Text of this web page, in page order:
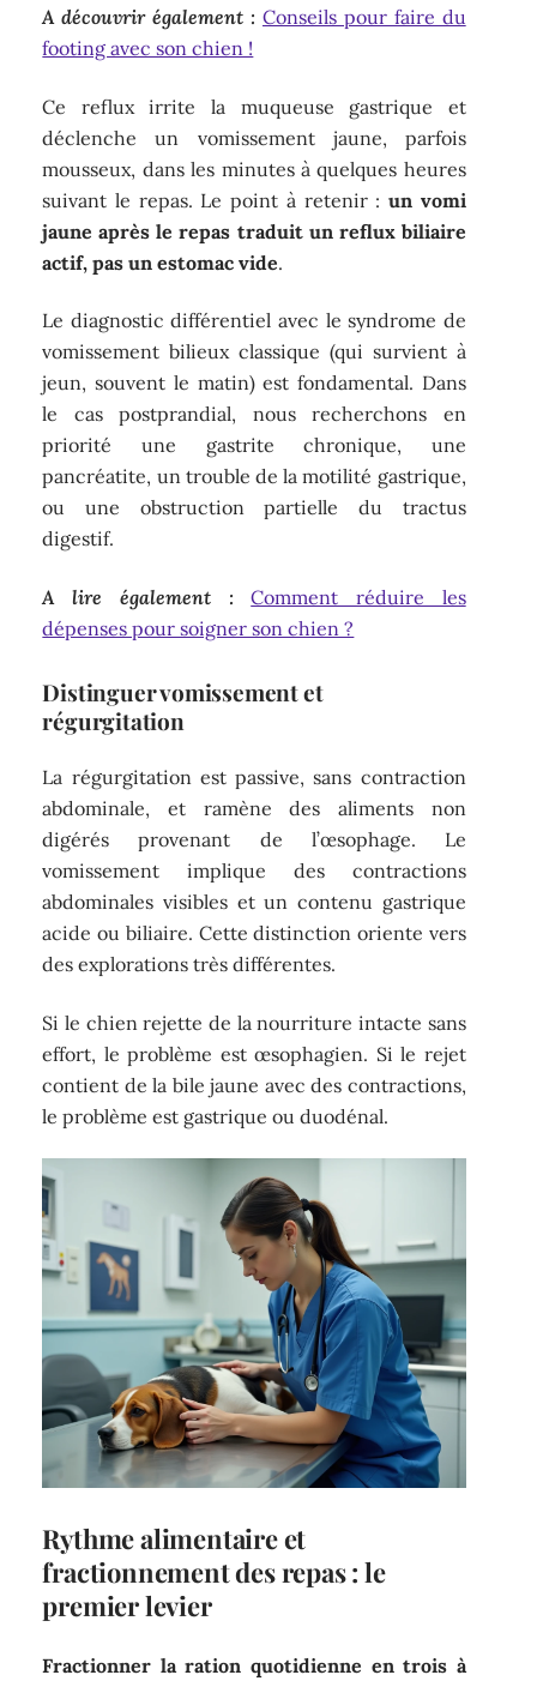
A découvrir également : Conseils pour faire du
footing avec son chien !
Ce reflux irrite la muqueuse gastrique et
déclenche un vomissement jaune, parfois
mousseux, dans les minutes à quelques heures
suivant le repas. Le point à retenir : un vomi
jaune après le repas traduit un reflux biliaire
actif, pas un estomac vide.
Le diagnostic différentiel avec le syndrome de
vomissement bilieux classique (qui survient à
jeun, souvent le matin) est fondamental. Dans
le cas postprandial, nous recherchons en
priorité une gastrite chronique, une
pancréatite, un trouble de la motilité gastrique,
ou une obstruction partielle du tractus
digestif.
A lire également :
Comment réduire les
dépenses pour soigner son chien ?
Distinguer vomissement et
régurgitation
La régurgitation est passive, sans contraction
abdominale, et ramène des aliments non
digérés provenant de l’œsophage. Le
vomissement implique des contractions
abdominales visibles et un contenu gastrique
acide ou biliaire. Cette distinction oriente vers
des explorations très différentes.
Si le chien rejette de la nourriture intacte sans
effort, le problème est œsophagien. Si le rejet
contient de la bile jaune avec des contractions,
le problème est gastrique ou duodénal.
Rythme alimentaire et
fractionnement des repas : le
premier levier
Fractionner la ration quotidienne en trois à